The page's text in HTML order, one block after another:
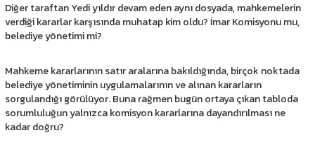
Diğer taraftan Yedi yıldır devam eden aynı dosyada, mahkemelerin
verdiği kararlar karşısında muhatap kim oldu? İmar Komisyonu mu,
belediye yönetimi mi?
Mahkeme kararlarının satır aralarına bakıldığında, birçok noktada
belediye yönetiminin uygulamalarının ve alınan kararların
sorgulandığı görülüyor. Buna rağmen bugün ortaya çıkan tabloda
sorumluluğun yalnızca komisyon kararlarına dayandırılması ne
kadar doğru?